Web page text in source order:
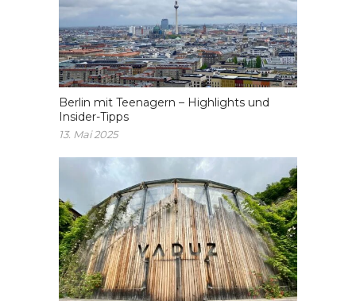
Berlin mit Teenagern – Highlights und
Insider-Tipps
13. Mai 2025